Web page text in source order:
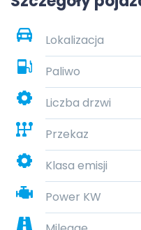
Lokalizacja
Paliwo
Liczba drzwi
Przekaz
Klasa emisji
Power KW